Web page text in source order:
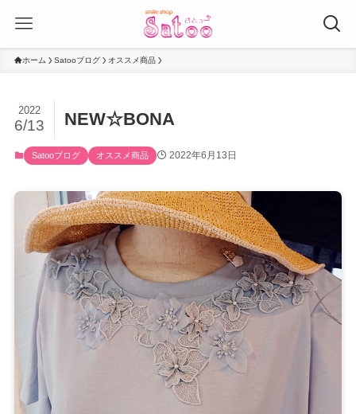
ホーム Satooブログ オススメ商品
NEW☆BONA
2022
6/13
Satooブログ オススメ商品 2022年6月13日